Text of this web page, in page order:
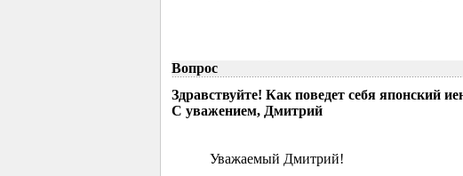
Вопрос
Здравствуйте! Как поведет себя японский
С уважением, Дмитрий
Уважаемый Дмитрий!